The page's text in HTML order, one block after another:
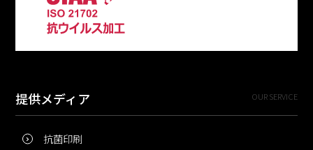
提供メディア OUR SERVICE
抗菌印刷